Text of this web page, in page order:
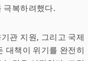
극복하려했다.
관 지원, 그리고 국제
대책이 위기를 완전히